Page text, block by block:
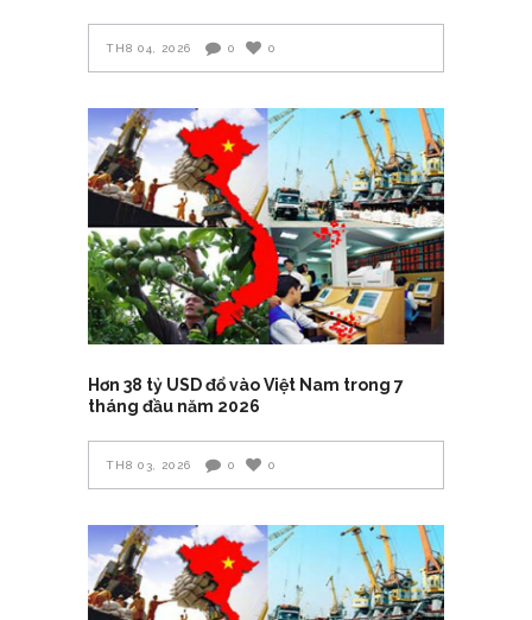
TH8 04, 2026 0 0
Hơn 38 tỷ USD đổ vào Việt Nam trong 7
tháng đầu năm 2026
TH8 03, 2026 0 0